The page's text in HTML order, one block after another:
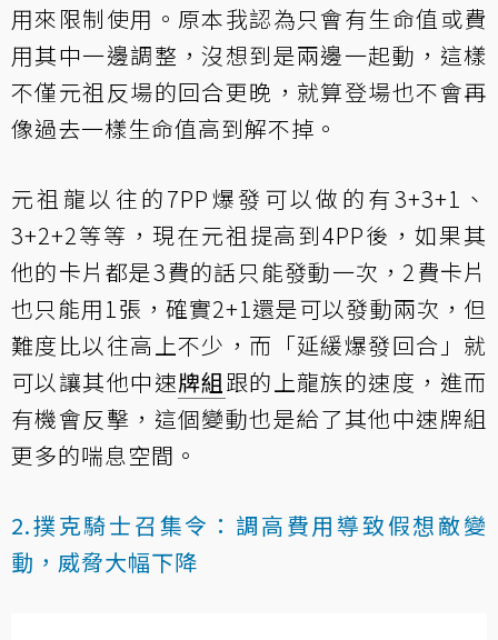
用來限制使用。原本我認為只會有生命值或費
用其中一邊調整，沒想到是兩邊一起動，這樣
不僅元祖反場的回合更晚，就算登場也不會再
像過去一樣生命值高到解不掉。
元祖龍以往的7PP爆發可以做的有3+3+1、
3+2+2等等，現在元祖提高到4PP後，如果其
他的卡片都是3費的話只能發動一次，2費卡片
也只能用1張，確實2+1還是可以發動兩次，但
難度比以往高上不少，而「延緩爆發回合」就
可以讓其他中速牌組 跟的上龍族的速度，進而
有機會反擊，這個變動也是給了其他中速牌組
更多的喘息空間。
2.撲克騎士召集令：調高費用導致假想敵變
動，威脅大幅下降